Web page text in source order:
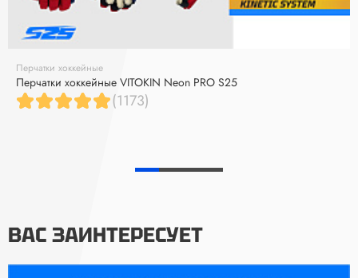
Перчатки хоккейные
Перчатки хоккейные VITOKIN Neon PRO S25
(1173)
ВАС ЗАИНТЕРЕСУЕТ